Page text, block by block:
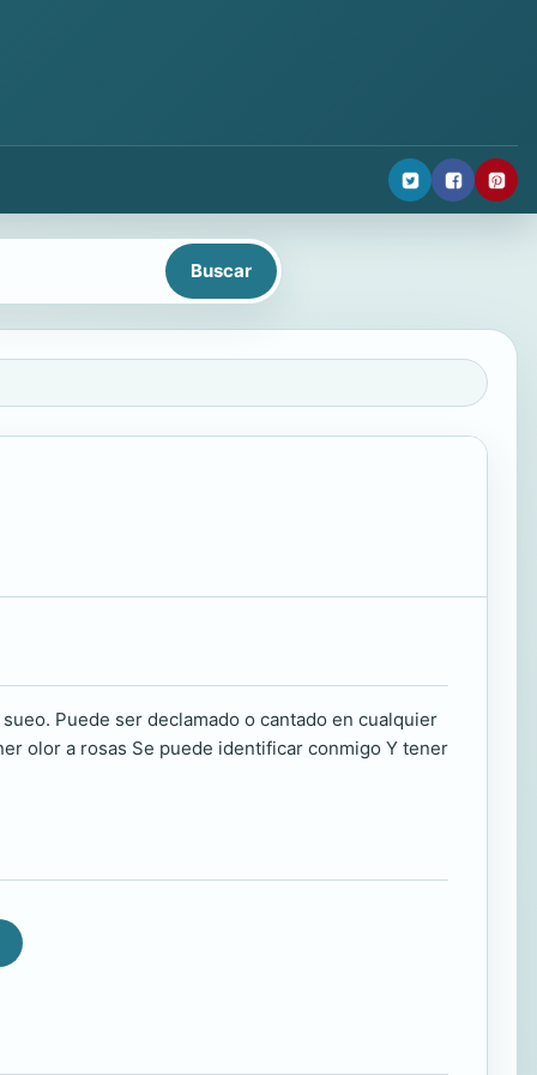
Puede ser declamado o cantado en cualquier
olor a rosas Se puede identificar conmigo Y tener